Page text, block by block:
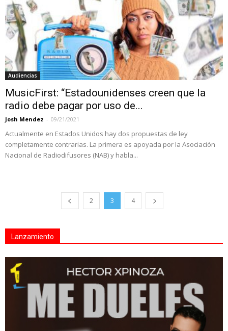
Audiencias
MusicFirst: “Estadounidenses creen que la
radio debe pagar por uso de...
Josh Mendez - 09/21/2021
Actualmente en Estados Unidos hay dos propuestas de ley
completamente contrarias. La primera es apoyada por la Asociación
Nacional de Radiodifusores (NAB) y habla...
2 3 4
Lanzamiento